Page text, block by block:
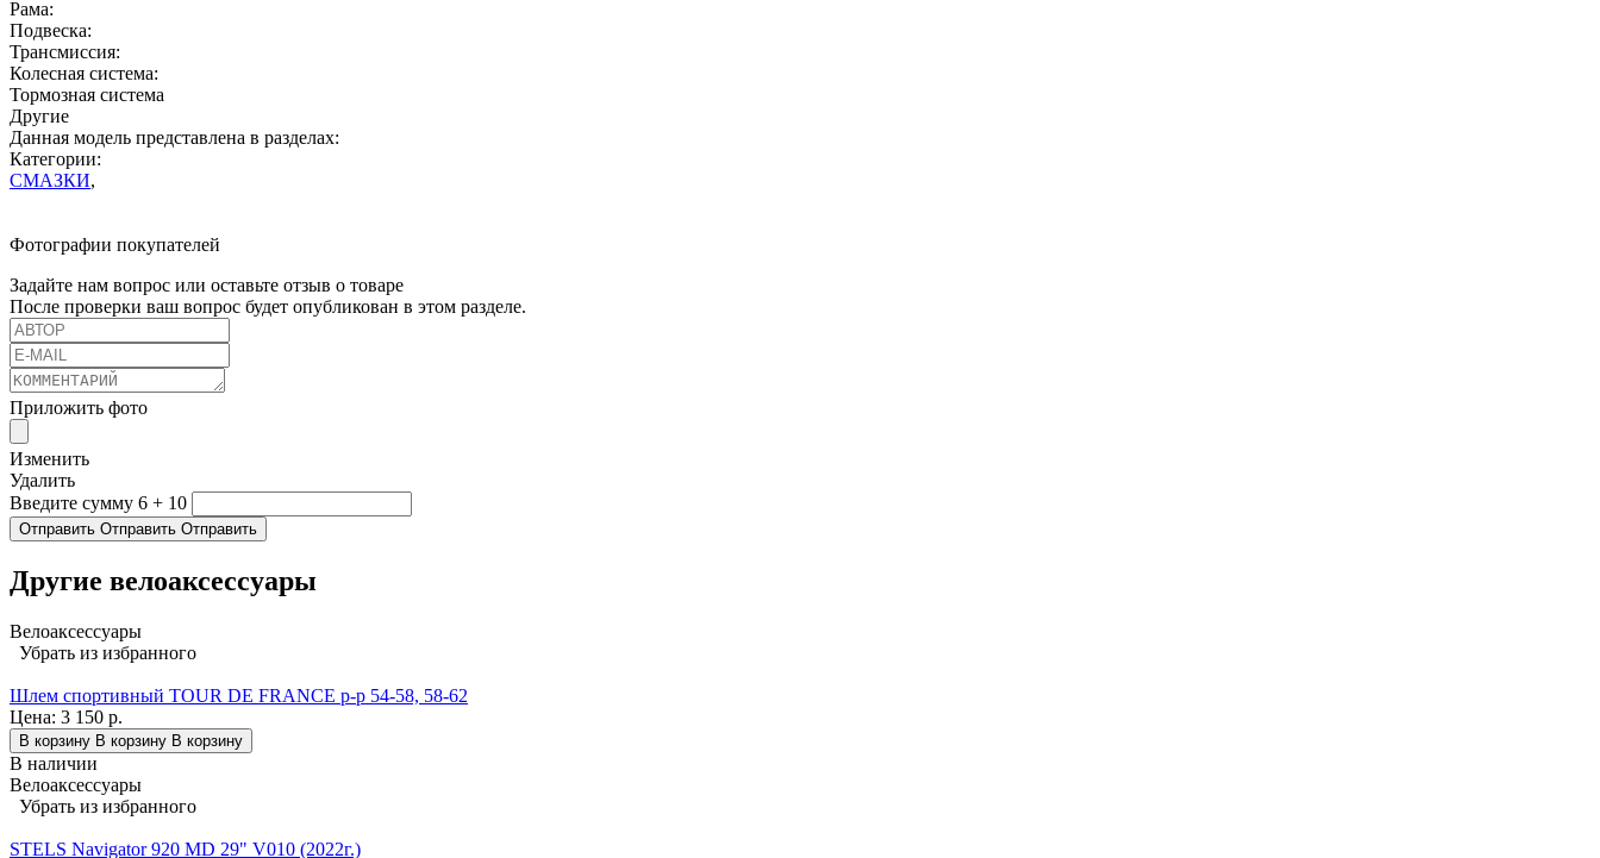
Рама:
Подвеска:
Трансмиссия:
Колесная система:
Тормозная система
Другие
Данная модель представлена в разделах:
Категории:
СМАЗКИ,
Фотографии покупателей
Задайте нам вопрос или оставьте отзыв о товаре
После проверки ваш вопрос будет опубликован в этом разделе.
Приложить фото
Изменить
Удалить
Введите сумму 6 + 10
Отправить Отправить Отправить
Другие велоаксессуары
Велоаксессуары
Убрать из избранного
Шлем спортивный TOUR DE FRANCE р-р 54-58, 58-62
Цена: 3 150 р.
В корзину В корзину В корзину
В наличии
Велоаксессуары
Убрать из избранного
STELS Navigator 920 MD 29" V010 (2022г.)